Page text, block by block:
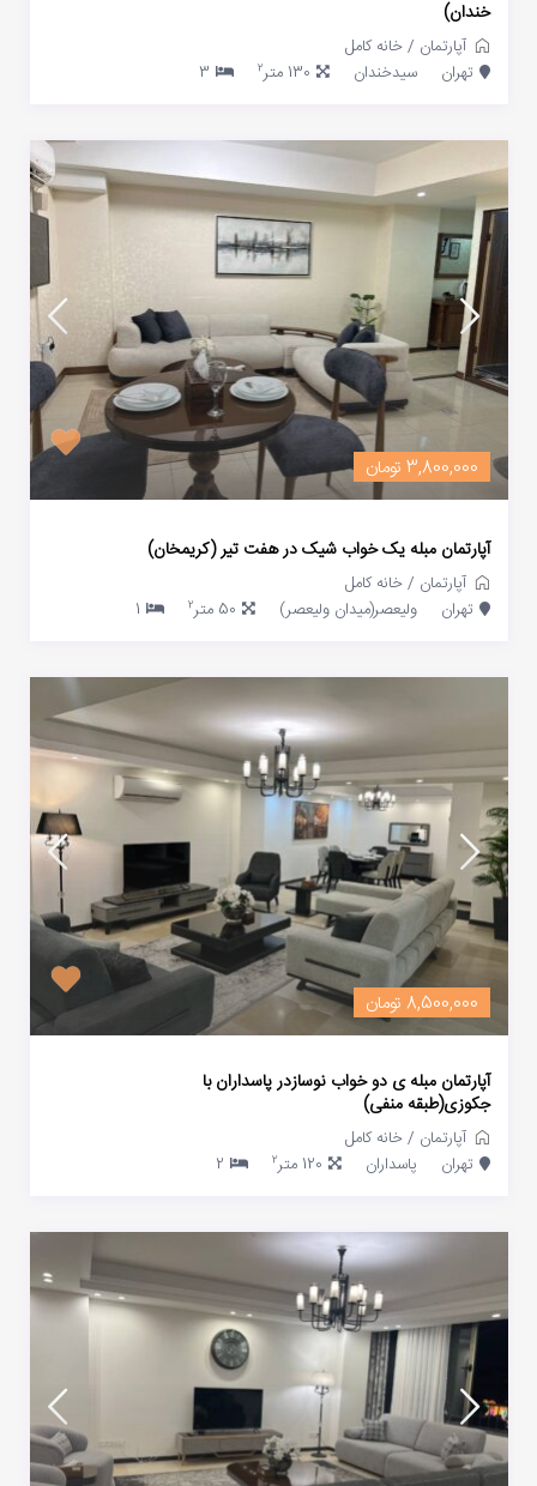
خندان)
آپارتمان /خانه کامل
تهران
سیدخندان 130 متر 2
3
3,800,000 تومان
آپارتمان مبله یک خواب شیک در هفت تیر (کریمخان)
آپارتمان /خانه کامل
تهران
ولیعصر(میدان ولیعصر) 50 متر 2
1
8,500,000 تومان
آپارتمان مبله ی دو خواب نوسازدر پاسداران با
جکوزی(طبقه منفی)
آپارتمان /خانه کامل
تهران
پاسداران 120 متر 2
2